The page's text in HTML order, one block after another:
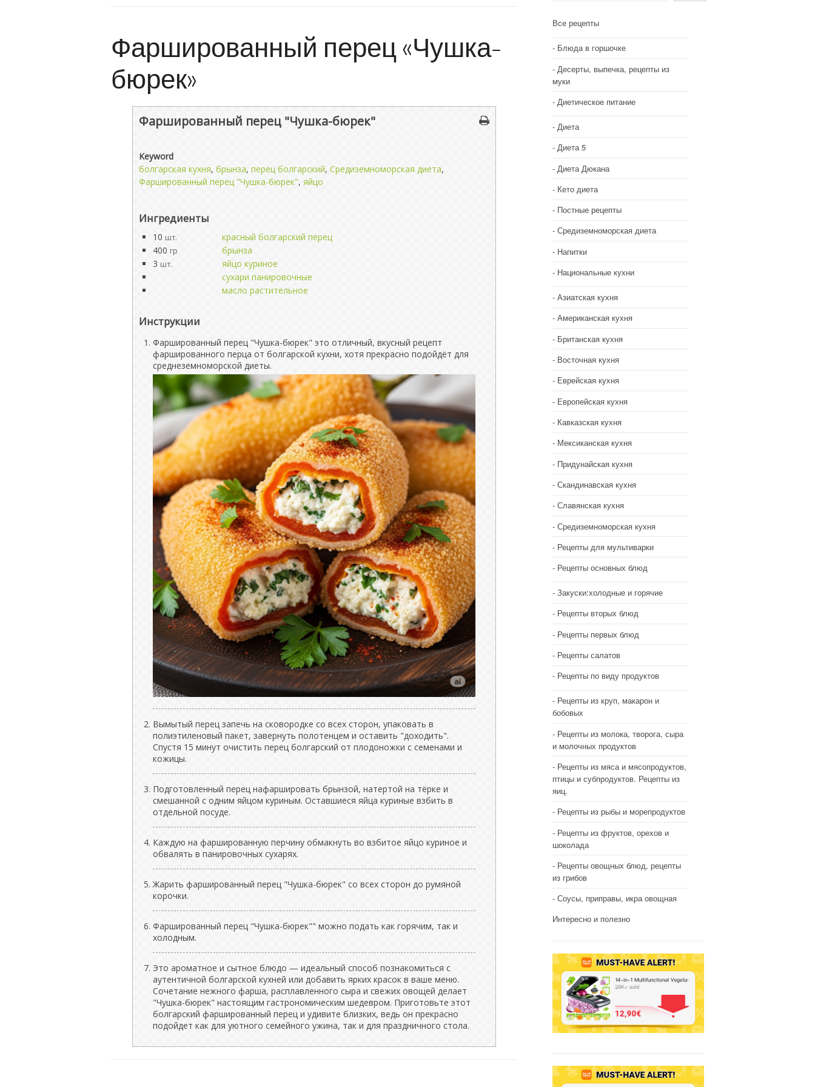
Фаршированный перец «Чушка-
бюрек»
Фаршированный перец "Чушка-бюрек"
Keyword
болгарская кухня, брынза, перец болгарский, Средиземноморская диета,
Фаршированный перец "Чушка-бюрек", яйцо
Ингредиенты
10 шт.
красный болгарский перец
400 гр
брынза
3 шт.
яйцо куриное
сухари панировочные
масло растительное
Инструкции
Фаршированный перец "Чушка-бюрек" это отличный, вкусный рецепт
фаршированного перца от болгарской кухни, хотя прекрасно подойдёт для
среднеземноморской диеты.
Вымытый перец запечь на сковородке со всех сторон, упаковать в
полиэтиленовый пакет, завернуть полотенцем и оставить "доходить".
Спустя 15 минут очистить перец болгарский от плодоножки с семенами и
кожицы.
Подготовленный перец нафаршировать брынзой, натертой на тёрке и
смешанной с одним яйцом куриным. Оставшиеся яйца куриные взбить в
отдельной посуде.
Каждую на фаршированную перчину обмакнуть во взбитое яйцо куриное и
обвалять в панировочных сухарях.
Жарить фаршированный перец "Чушка-бюрек" со всех сторон до румяной
корочки.
Фаршированный перец "Чушка-бюрек"" можно подать как горячим, так и
холодным.
Это ароматное и сытное блюдо — идеальный способ познакомиться с
аутентичной болгарской кухней или добавить ярких красок в ваше меню.
Сочетание нежного фарша, расплавленного сыра и свежих овощей делает
"Чушка-бюрек" настоящим гастрономическим шедевром. Приготовьте этот
болгарский фаршированный перец и удивите близких, ведь он прекрасно
подойдет как для уютного семейного ужина, так и для праздничного стола.
Все рецепты
Блюда в горшочке
Десерты, выпечка, рецепты из
муки
Диетическое питание
Диета
Диета 5
Диета Дюкана
Кето диета
Постные рецепты
Средиземноморская диета
Напитки
Национальные кухни
Азиатская кухня
Американская кухня
Британская кухня
Восточная кухня
Еврейская кухня
Европейская кухня
Кавказская кухня
Мексиканская кухня
Придунайская кухня
Скандинавская кухня
Славянская кухня
Средиземноморская кухня
Рецепты для мультиварки
Рецепты основных блюд
Закуски:холодные и горячие
Рецепты вторых блюд
Рецепты первых блюд
Рецепты салатов
Рецепты по виду продуктов
Рецепты из круп, макарон и
бобовых
Рецепты из молока, творога, сыра
и молочных продуктов
Рецепты из мяса и мясопродуктов,
птицы и субпродуктов. Рецепты из
яиц.
Рецепты из рыбы и морепродуктов
Рецепты из фруктов, орехов и
шоколада
Рецепты овощных блюд, рецепты
из грибов
Соусы, приправы, икра овощная
Интересно и полезно